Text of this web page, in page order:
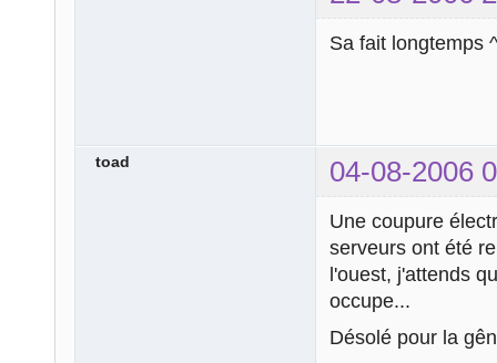
Sa fait longtemps
toad 04-08-2006
Une coupure
serveurs ont été
l'ouest, j'attends
occupe...
Désolé pour la